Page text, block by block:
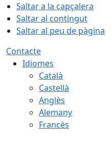
Saltar a la capçalera
Saltar al contingut
Saltar al peu de pàgina
Contacte
Idiomes
Català
Castellà
Anglès
Alemany
Francès